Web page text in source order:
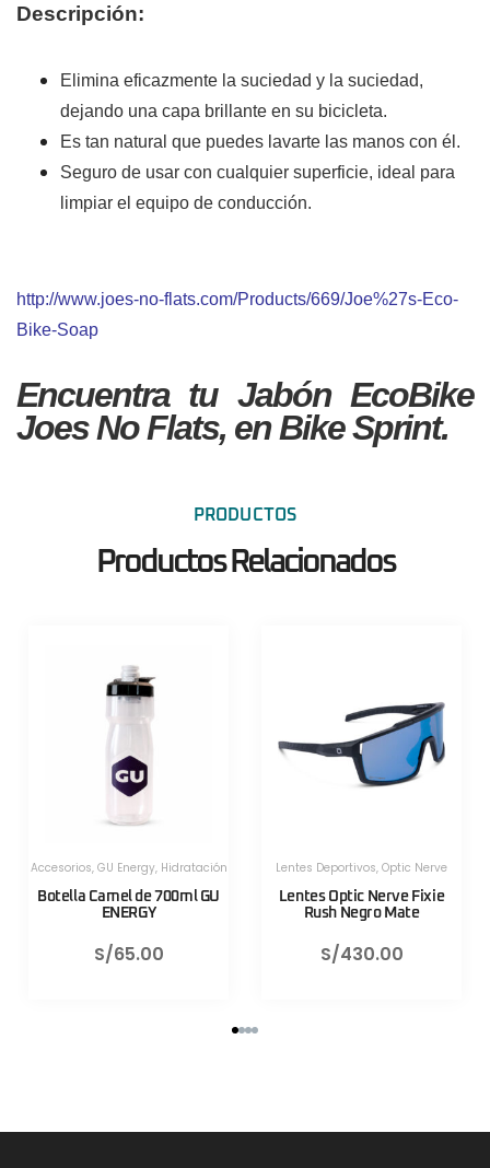
Descripción:
Elimina eficazmente la suciedad y la suciedad,
dejando una capa brillante en su bicicleta.
Es tan natural que puedes lavarte las manos con él.
Seguro de usar con cualquier superficie, ideal para
limpiar el equipo de conducción.
http://www.joes-no-flats.com/Products/669/Joe%27s-Eco-
Bike-Soap
Encuentra tu Jabón EcoBike
Joes No Flats, en Bike Sprint.
PRODUCTOS
Productos Relacionados
Herramientas,
Herramientas Portatiles
Válvula CNC TLR Valve pro
S/ 130.00
Herramientas,
Herramientas Portatiles
Válvula CNC TLR Valve pro
80mm Rojo Lezyne
S/ 130.00